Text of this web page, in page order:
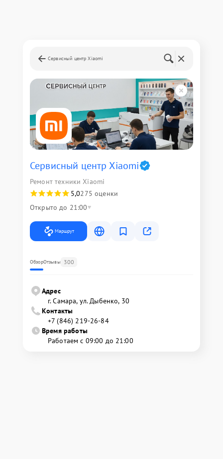
Сервисный центр Xiaomi
Сервисный центр Xiaomi
Ремонт техники Xiaomi
5,0275 оценки
Открыто до 21:00
Маршрут
ОбзорОтзывы 300
Адрес
г. Самара, ул. Дыбенко, 30
Контакты
+7 (846) 219-26-84
Время работы
Работаем с 09:00 до 21:00